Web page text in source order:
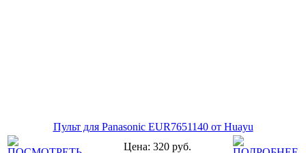
Пульт для Panasonic EUR7651140 от Huayu
Цена: 320 руб.